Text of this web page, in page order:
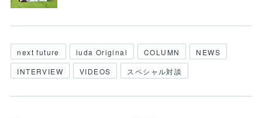
next future iuda Original COLUMN
NEWS
INTERVIEW
VIDEOS スペシャル対談